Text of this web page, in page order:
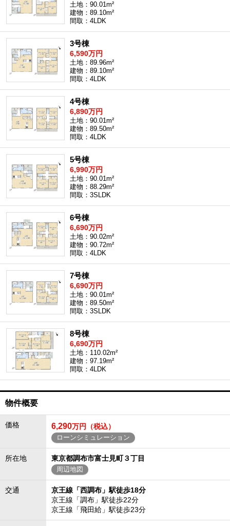
土地：90.01m²
建物：89.10m²
間取：4LDK
3号棟
6,590万円
土地：89.96m²
建物：89.10m²
間取：4LDK
4号棟
6,890万円
土地：90.01m²
建物：89.50m²
間取：4LDK
5号棟
6,990万円
土地：90.01m²
建物：88.29m²
間取：3SLDK
6号棟
6,690万円
土地：90.02m²
建物：90.72m²
間取：4LDK
7号棟
6,690万円
土地：90.01m²
建物：89.50m²
間取：3SLDK
8号棟
6,690万円
土地：110.02m²
建物：97.19m²
間取：4LDK
物件概要
価格 6,290万円（税込）
ローンシミュレーション
所在地 東京都調布市富士見町３丁目
周辺地図
交通
京王線「西調布」駅徒歩18分
京王線「調布」駅徒歩22分
京王線「飛田給」駅徒歩23分